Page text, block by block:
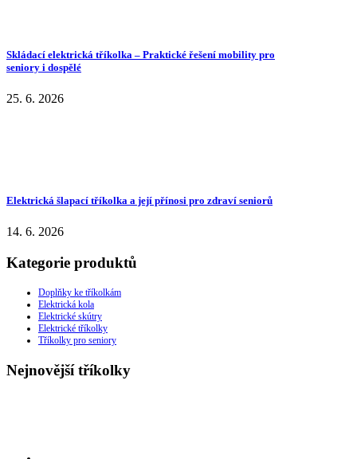
Skládací elektrická tříkolka – Praktické řešení mobility pro
seniory i dospělé
25. 6. 2026
Elektrická šlapací tříkolka a její přínosi pro zdraví seniorů
14. 6. 2026
Kategorie produktů
Doplňky ke tříkolkám
Elektrická kola
Elektrické skútry
Elektrické tříkolky
Tříkolky pro seniory
Nejnovější tříkolky